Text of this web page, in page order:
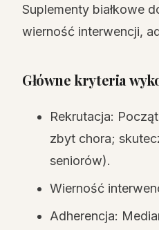
Suplementy białkowe
wierność interwencji,
Główne kryteria
Rekrutacja:
zbyt chora;
seniorów).
Wierność
Adherencja: